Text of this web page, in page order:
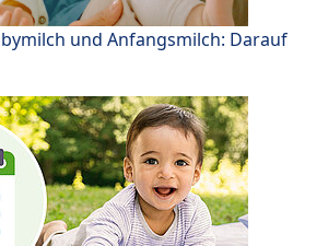
und Anfangsmilch: Darauf